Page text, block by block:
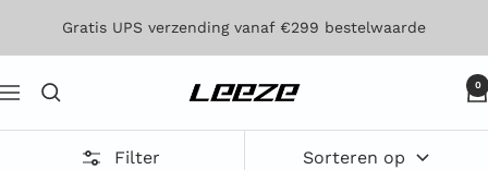
inhoud
Gratis UPS verzending vanaf €299 bestelwaarde
Navigatie Leeze 0
Filter Sorteren op